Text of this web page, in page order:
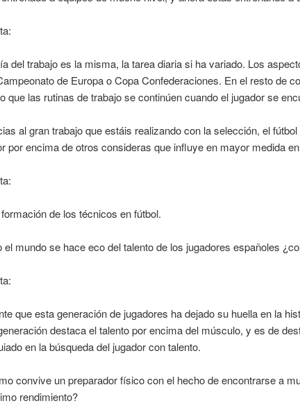
del trabajo es la misma, la tarea diaria si ha variado. Los
de Europa o Copa Confederaciones. En el resto de
que las rutinas de trabajo se continúen cuando el jugador se
al gran trabajo que estáis realizando con la selección, el
por encima de otros consideras que influye en mayor medida
de los técnicos en fútbol.
el mundo se hace eco del talento de los jugadores españoles
que esta generación de jugadores ha dejado su huella en la
destaca el talento por encima del músculo, y es de
en la búsqueda del jugador con talento.
convive un preparador físico con el hecho de encontrarse a
rendimiento?